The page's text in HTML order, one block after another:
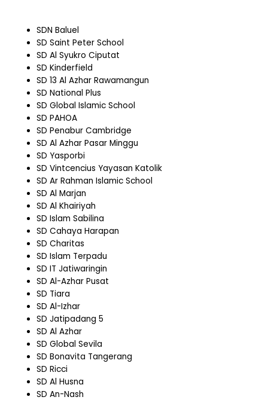
SDN Baluel
SD Saint Peter School
SD Al Syukro Ciputat
SD Kinderfield
SD 13 Al Azhar Rawamangun
SD National Plus
SD Global Islamic School
SD PAHOA
SD Penabur Cambridge
SD Al Azhar Pasar Minggu
SD Yasporbi
SD Vintcencius Yayasan Katolik
SD Ar Rahman Islamic School
SD Al Marjan
SD Al Khairiyah
SD Islam Sabilina
SD Cahaya Harapan
SD Charitas
SD Islam Terpadu
SD IT Jatiwaringin
SD Al-Azhar Pusat
SD Tiara
SD Al-Izhar
SD Jatipadang 5
SD Al Azhar
SD Global Sevila
SD Bonavita Tangerang
SD Ricci
SD Al Husna
SD An-Nash